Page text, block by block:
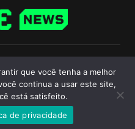
que você tenha a melhor
continua a usar este site,
está satisfeito.
de privacidade